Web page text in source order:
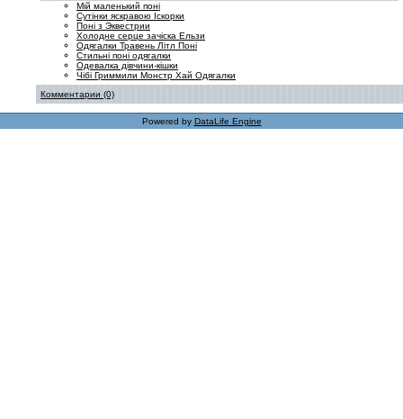
Мій маленький поні
Сутінки яскравою Іскорки
Поні з Эквестрии
Холодне серце зачіска Ельзи
Одягалки Травень Літл Поні
Стильні поні одягалки
Одевалка дівчини-кішки
Чібі Гриммили Монстр Хай Одягалки
Комментарии (0)
Powered by DataLife Engine